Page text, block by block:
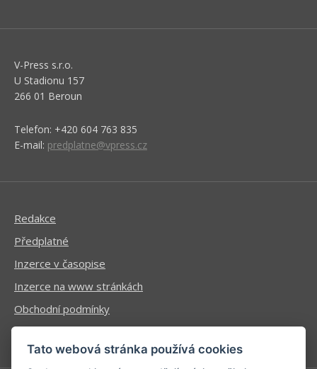
V-Press s.r.o.
U Stadionu 157
266 01 Beroun
Telefon: +420 604 763 835
E-mail: predplatne@vpress.cz
Redakce
Předplatné
Inzerce v časopise
Inzerce na www stránkách
Obchodní podmínky
Ochrana osobních údajů
Tato webová stránka používá cookies